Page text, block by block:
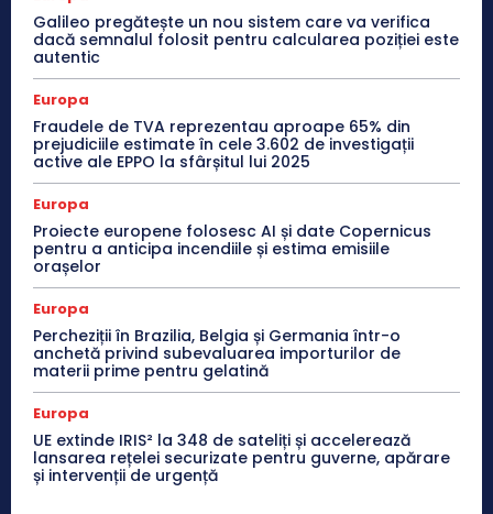
Galileo pregătește un nou sistem care va verifica
dacă semnalul folosit pentru calcularea poziției este
autentic
Europa
Fraudele de TVA reprezentau aproape 65% din
prejudiciile estimate în cele 3.602 de investigații
active ale EPPO la sfârșitul lui 2025
Europa
Proiecte europene folosesc AI și date Copernicus
pentru a anticipa incendiile și estima emisiile
orașelor
Europa
Percheziții în Brazilia, Belgia și Germania într-o
anchetă privind subevaluarea importurilor de
materii prime pentru gelatină
Europa
UE extinde IRIS² la 348 de sateliți și accelerează
lansarea rețelei securizate pentru guverne, apărare
și intervenții de urgență